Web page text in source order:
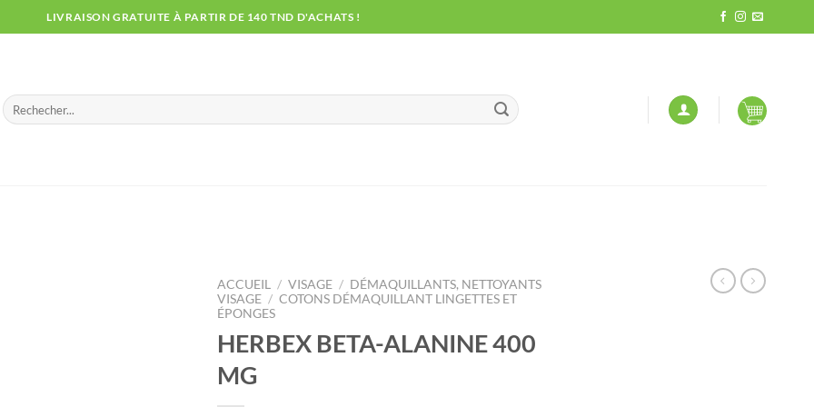
LIVRAISON GRATUITE À PARTIR DE 140 TND D'ACHATS !
Recherche
pour :
ACCUEIL / VISAGE / DÉMAQUILLANTS, NETTOYANTS
VISAGE / COTONS DÉMAQUILLANT LINGETTES ET
ÉPONGES
HERBEX BETA-ALANINE 400
MG